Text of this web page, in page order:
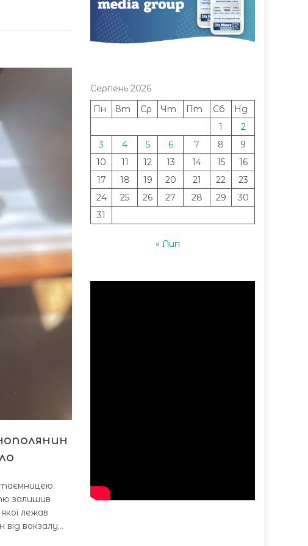
залишив
лежав
вокзалу…
Серпень 2026
Пн
Вт Ср Чт Пт Сб
Нд
1
2
3
4 5 6 7 8
9
10
11 12 13 14 15
16
17
18 19 20 21 22
23
24
25 26 27 28 29
30
31
« Лип